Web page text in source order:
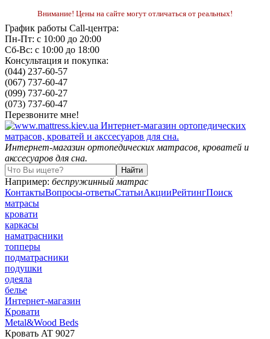
Внимание! Цены на сайте могут отличаться от реальных!
График работы Call-центра:
Пн-Пт: с 10:00 до 20:00
Сб-Вс: с 10:00 до 18:00
Консультация и покупка:
(044) 237-60-57
(067) 737-60-47
(099) 737-60-27
(073) 737-60-47
Перезвоните мне!
Интернет-магазин ортопедических матрасов, кроватей и
акссесуаров для сна.
Например: беспружинный матрас
КонтактыВопросы-ответыСтатьиАкцииРейтингПоиск
матрасы
кровати
каркасы
наматрасники
топперы
подматрасники
подушки
одеяла
белье
Интернет-магазин
Кровати
Metal&Wood Beds
Кровать AT 9027